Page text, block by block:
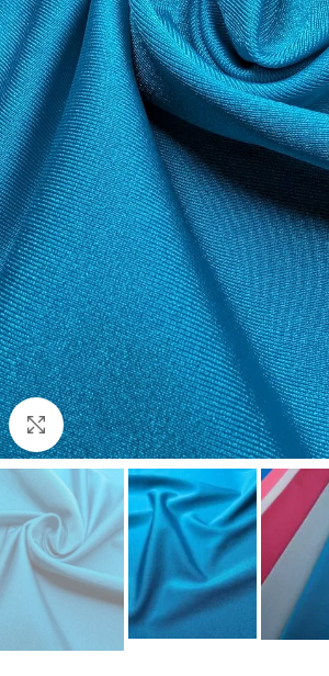
Клацніть, щоб збільшити